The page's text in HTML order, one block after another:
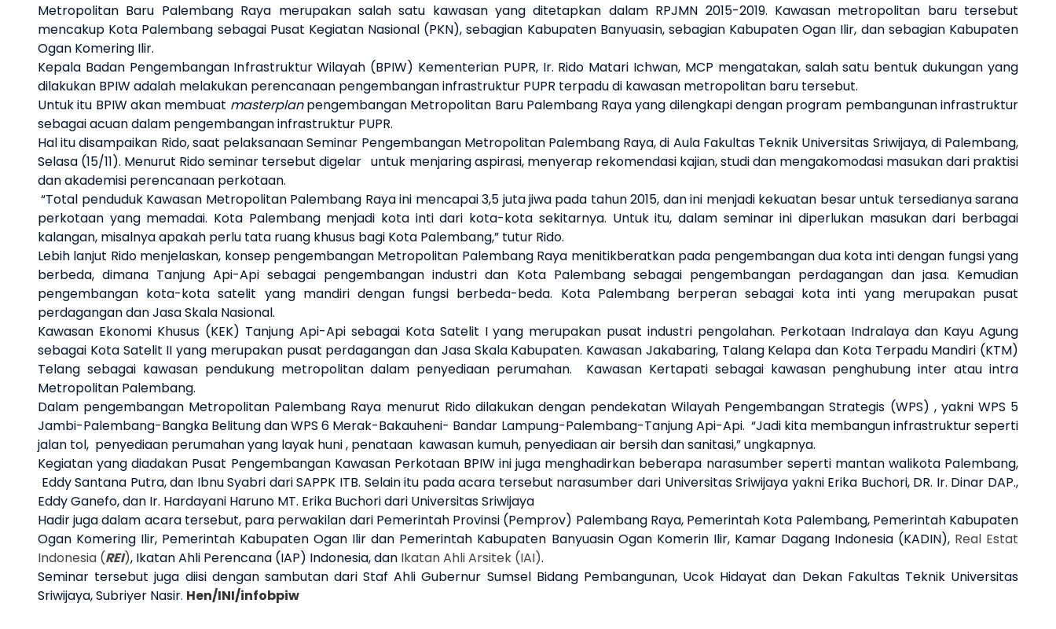
Metropolitan Baru Palembang Raya merupakan salah satu kawasan yang ditetapkan dalam RPJMN 2015-2019. Kawasan metropolitan baru tersebut
mencakup Kota Palembang sebagai Pusat Kegiatan Nasional (PKN), sebagian Kabupaten Banyuasin, sebagian Kabupaten Ogan Ilir, dan sebagian Kabupaten
Ogan Komering Ilir.
Kepala Badan Pengembangan Infrastruktur Wilayah (BPIW) Kementerian PUPR, Ir. Rido Matari Ichwan, MCP mengatakan, salah satu bentuk dukungan yang
dilakukan BPIW adalah melakukan perencanaan pengembangan infrastruktur PUPR terpadu di kawasan metropolitan baru tersebut.
Untuk itu BPIW akan membuat masterplan pengembangan Metropolitan Baru Palembang Raya yang dilengkapi dengan program pembangunan infrastruktur
sebagai acuan dalam pengembanganinfrastruktur PUPR.
Hal itu disampaikan Rido, saat pelaksanaan Seminar Pengembangan Metropolitan Palembang Raya, di Aula Fakultas Teknik Universitas Sriwijaya,di Palembang,
Selasa (15/11). Menurut Rido seminar tersebut digelar untuk menjaring aspirasi, menyerap rekomendasi kajian, studi dan mengakomodasi masukan dari praktisi
dan akademisi perencanaan perkotaan.
“Total penduduk Kawasan Metropolitan Palembang Raya ini mencapai 3,5 juta jiwa pada tahun 2015, dan ini menjadi kekuatan besar untuk tersedianya sarana
perkotaan yang memadai. Kota Palembang menjadi kota inti dari kota-kota sekitarnya. Untuk itu, dalam seminar ini diperlukan masukan dari berbagai
kalangan, misalnya apakah perlu tata ruang khusus bagi Kota Palembang,” tutur Rido.
Lebih lanjut Ridomenjelaskan, konsep pengembangan Metropolitan Palembang Raya menitikberatkan pada pengembangan dua kota inti dengan fungsi yang
berbeda, dimana Tanjung Api-Api sebagai pengembangan industri dan Kota Palembang sebagai pengembangan perdagangan dan jasa. Kemudian
pengembangan kota-kota satelit yang mandiri dengan fungsi berbeda-beda. Kota Palembang berperan sebagai kota inti yang merupakan pusat
perdagangan dan Jasa Skala Nasional.
Kawasan Ekonomi Khusus (KEK) Tanjung Api-Api sebagai Kota Satelit I yang merupakan pusat industri pengolahan. Perkotaan Indralaya dan Kayu Agung
sebagai Kota Satelit II yang merupakan pusat perdagangan dan Jasa Skala Kabupaten. Kawasan Jakabaring, Talang Kelapa dan Kota Terpadu Mandiri (KTM)
Telang sebagai kawasan pendukung metropolitan dalam penyediaan perumahan. Kawasan Kertapati sebagai kawasan penghubung inter atau intra
Metropolitan Palembang.
Dalam pengembangan Metropolitan Palembang Raya menurut Rido dilakukan dengan pendekatanWilayah Pengembangan Strategis (WPS) , yakni WPS 5
Jambi-Palembang-Bangka Belitung dan WPS 6 Merak-Bakauheni- Bandar Lampung-Palembang-Tanjung Api-Api. “Jadi kita membangun infrastruktur seperti
jalan tol, penyediaan perumahan yang layak huni , penataan kawasan kumuh, penyediaan air bersih dan sanitasi,” ungkapnya.
Kegiatan yang diadakan Pusat Pengembangan Kawasan Perkotaan BPIW ini juga menghadirkan beberapa narasumber seperti mantan walikota Palembang,
Eddy Santana Putra,dan Ibnu Syabri dari SAPPK ITB. Selain itu pada acara tersebut narasumber dari Universitas Sriwijaya yakni Erika Buchori, DR. Ir. Dinar DAP.,
Eddy Ganefo, dan Ir. Hardayani Haruno MT. Erika Buchori dari Universitas Sriwijaya
Hadir jugadalam acara tersebut,para perwakilan dari Pemerintah Provinsi (Pemprov) Palembang Raya, Pemerintah Kota Palembang, Pemerintah Kabupaten
Ogan Komering Ilir, Pemerintah Kabupaten Ogan Ilir dan Pemerintah Kabupaten Banyuasin Ogan Komerin Ilir, Kamar Dagang Indonesia (KADIN), Real Estat
Indonesia (REI), Ikatan Ahli Perencana (IAP) Indonesia, dan Ikatan Ahli Arsitek (IAI).
Seminar tersebutjuga diisidengansambutan dari Staf Ahli Gubernur Sumsel Bidang Pembangunan, Ucok Hidayat dan Dekan Fakultas Teknik Universitas
Sriwijaya,Subriyer Nasir. Hen/INI/infobpiw